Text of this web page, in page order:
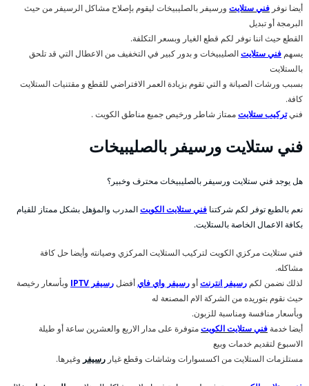
أيضا نوفر فني ستلايت ورسيفر بالصليبيخات ليقوم بإصلاح مشاكل الرسيفر من حيث
البرمجة أو تبديل
القطع حيث اننا نوفر لكم قطع الغيار وبسعر التكلفة.
يسهم فني ستلايتالصليبيخات و بدور كبير في التخفيف من الاعطال التي قد تلحق
بالستلايت
بسبب ورشات الصيانة و التي تقوم بزيادة العمر الافتراضي للقطع و مقتنيات الستلايت
كافة.
فنيتركيب ستلايتممتاز شاطر ورخيص جميع مناطق الكويت .
فني ستلايت ورسيفر بالصليبيخات
هل يوجد فني ستلايت ورسيفر بالصليبيخات محترف وخبير؟
نعم بالطبع توفر لكم شركتنا فني ستلايت الكويتالمدرب والمؤهل بشكل ممتاز للقيام
بكافة الاعمال الخاصة بالستلايت.
فني ستلايت مركزي الكويت لتركيب الستلايت المركزي وصيانته وأيضا حل كافة
مشاكله.
لذلك نضمن لكم رسيفر انترنتأو رسيفر واي فايأفضلرسيفر IPTV
وبأسعار رخيصة
حيث نقوم بتوريده من الشركة الام المصنعة له
وبأسعار منافسة ومناسبة للزبون.
أيضا خدمة فني ستلايت الكويتمتوفرة على مدار الاربع والعشرين ساعة أو طيلة
الاسبوع لتقديم خدمات وبيع
مستلزمات الستلايت من اكسسوارات وشاشات وقطع غيار رسيفر وغيرها.